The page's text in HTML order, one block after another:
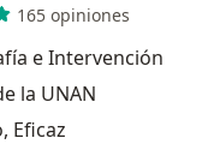
165 opiniones
e Intervención
la UNAN
Eficaz